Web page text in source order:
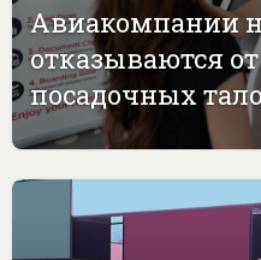
Авиакомпании
отказываются
посадочных